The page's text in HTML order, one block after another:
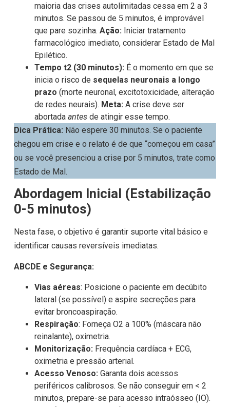
maioria das crises autolimitadas cessa em 2 a 3
minutos. Se passou de 5 minutos, é improvável
que pare sozinha. Ação: Iniciar tratamento
farmacológico imediato, considerar Estado de Mal
Epilético.
Tempo t2​ (30 minutos): É o momento em que se
inicia o risco de sequelas neuronais a longo
prazo (morte neuronal, excitotoxicidade, alteração
de redes neurais). Meta: A crise deve ser
abortada antesde atingir esse tempo.
Dica Prática: Não espere 30 minutos. Se o paciente
chegou em crise e o relato é de que “começou em casa”
ou se você presenciou a crise por 5 minutos, trate como
Estado de Mal.
Abordagem Inicial (Estabilização
0-5 minutos)
Nesta fase, o objetivo é garantir suporte vital básico e
identificar causas reversíveis imediatas.
ABCDE e Segurança:
Vias aéreas: Posicione o paciente em decúbito
lateral (se possível) e aspire secreções para
evitar broncoaspiração.
Respiração: Forneça O2 a 100% (máscara não
reinalante), oximetria.
Monitorização: Frequência cardíaca + ECG,
oximetria e pressão arterial.
Acesso Venoso: Garanta dois acessos
periféricos calibrosos. Se não conseguir em < 2
minutos, prepare-se para acesso intraósseo (IO).